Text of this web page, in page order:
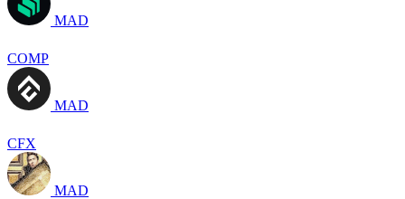
MAD
COMP
MAD
CFX
MAD